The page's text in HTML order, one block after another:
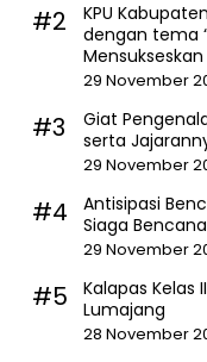
#2
KPU
dengan tema
29 November
#3
Giat
serta
29 November
#4
Antisipasi
Siaga
29 November
#5
Kalapas Kelas
Lumajang
28 November